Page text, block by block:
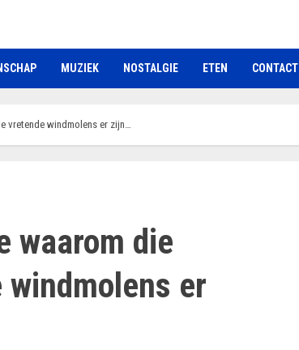
MUZIEK NOSTALGIE ETEN CONTACT
vretende windmolens er zijn…
waarom die
er